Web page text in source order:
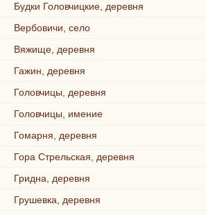
Будки Головчицкие, деревня
Вербовичи, село
Вяжище, деревня
Гажин, деревня
Головчицы, деревня
Головчицы, имение
Гомарня, деревня
Гора Стрельская, деревня
Гридна, деревня
Грушевка, деревня